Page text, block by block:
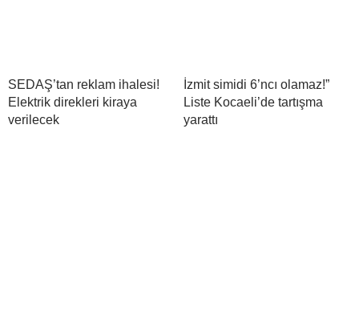
SEDAŞ’tan reklam ihalesi!
Elektrik direkleri kiraya
verilecek
İzmit simidi 6’ncı olamaz!”
Liste Kocaeli’de tartışma
yarattı